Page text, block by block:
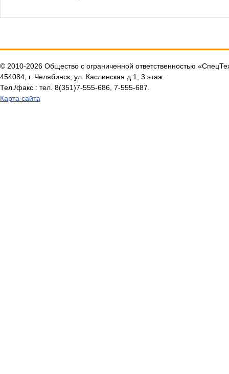
© 2010-2026 Общество с ограниченной ответственностью
454084, г. Челябинск, ул. Каслинская д.1, 3 этаж.
Тел./факс : тел. 8(351)7-555-686, 7-555-687.
Карта сайта